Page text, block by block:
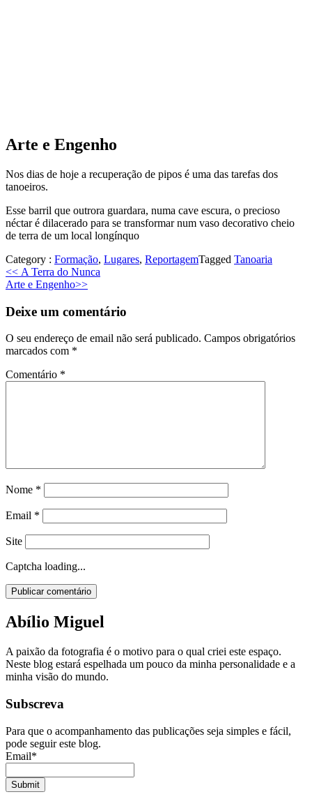
Arte e Engenho
Nos dias de hoje a recuperação de pipos é uma das tarefas dos
tanoeiros.
Esse barril que outrora guardara, numa cave escura, o precioso
néctar é dilacerado para se transformar num vaso decorativo cheio
de terra de um local longínquo
Category : Formação, Lugares, ReportagemTagged Tanoaria
<< Previous
post:
A Terra do Nunca
Next
Arte e Engenho>>
Deixe um comentário
O seu endereço de email não será publicado. Campos obrigatórios
marcados com *
Comentário *
Nome *
Email *
Site
Captcha loading...
Abílio Miguel
A paixão da fotografia é o motivo para o qual criei este espaço.
Neste blog estará espelhada um pouco da minha personalidade e a
minha visão do mundo.
Subscreva
Para que o acompanhamento das publicações seja simples e fácil,
pode seguir este blog.
Email*